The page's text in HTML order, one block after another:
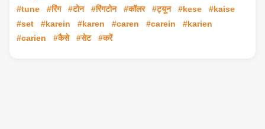
#tune
#रिंग #टोन #रिंगटोन #कॉलर #ट्यून #kese
#kaise
#set
#karein #karen #caren #carein
#karien
#carien
#कैसे #सेट #करें